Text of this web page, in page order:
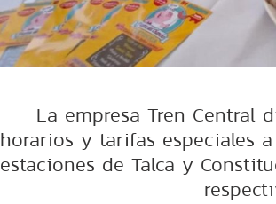
La empresa Tren Central
horarios y tarifas especiales
estaciones de Talca y